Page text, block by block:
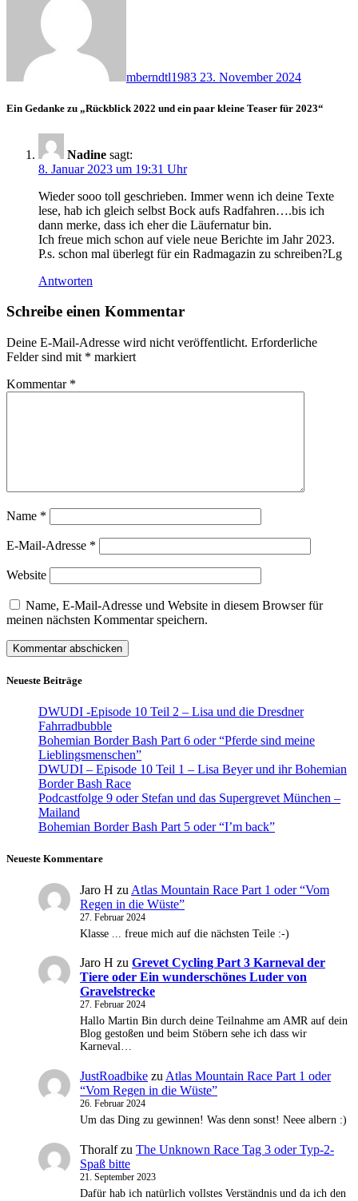
mberndtl1983 23. November 2024
Ein Gedanke zu „Rückblick 2022 und ein paar kleine Teaser für 2023“
Nadine sagt:
8. Januar 2023 um 19:31 Uhr
Wieder sooo toll geschrieben. Immer wenn ich deine Texte
lese, hab ich gleich selbst Bock aufs Radfahren….bis ich
dann merke, dass ich eher die Läufernatur bin.
Ich freue mich schon auf viele neue Berichte im Jahr 2023.
P.s. schon mal überlegt für ein Radmagazin zu schreiben?Lg
Antworten
Schreibe einen Kommentar
Deine E-Mail-Adresse wird nicht veröffentlicht. Erforderliche
Felder sind mit * markiert
Kommentar *
Name *
E-Mail-Adresse *
Website
Name, E-Mail-Adresse und Website in diesem Browser für
meinen nächsten Kommentar speichern.
Neueste Beiträge
DWUDI -Episode 10 Teil 2 – Lisa und die Dresdner
Fahrradbubble
Bohemian Border Bash Part 6 oder “Pferde sind meine
Lieblingsmenschen”
DWUDI – Episode 10 Teil 1 – Lisa Beyer und ihr Bohemian
Border Bash Race
Podcastfolge 9 oder Stefan und das Supergrevet München –
Mailand
Bohemian Border Bash Part 5 oder “I’m back”
Neueste Kommentare
Jaro H zu Atlas Mountain Race Part 1 oder “Vom
Regen in die Wüste”
27. Februar 2024
Klasse ... freue mich auf die nächsten Teile :-)
Jaro H zu Grevet Cycling Part 3 Karneval der
Tiere oder Ein wunderschönes Luder von
Gravelstrecke
27. Februar 2024
Hallo Martin Bin durch deine Teilnahme am AMR auf dein
Blog gestoßen und beim Stöbern sehe ich dass wir
Karneval…
JustRoadbike zu Atlas Mountain Race Part 1 oder
“Vom Regen in die Wüste”
26. Februar 2024
Um das Ding zu gewinnen! Was denn sonst! Neee albern :)
Thoralfzu The Unknown Race Tag 3 oder Typ-2-
Spaß bitte
21. September 2023
Dafür hab ich natürlich vollstes Verständnis und da ich den